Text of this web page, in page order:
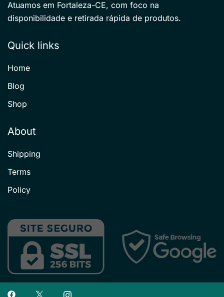
Atuamos em Fortaleza-CE, com foco na
disponibilidade e retirada rápida de produtos.
Quick links
Home
Blog
Shop
About
Shipping
Terms
Policy